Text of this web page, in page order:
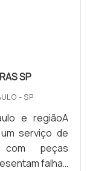
SP
- SP
e regiãoA
serviço de
com peças
falhas